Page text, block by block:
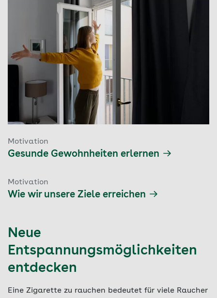
Motivation
Gesunde Gewohnheiten erlernen
Motivation
Wie wir unsere Ziele erreichen
Neue
Entspannungsmöglichkeiten
entdecken
Eine Zigarette zu rauchen bedeutet für viele Raucher